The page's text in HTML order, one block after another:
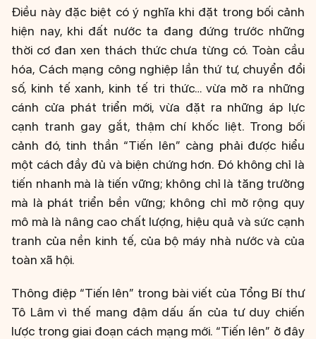
Điều này đặc biệt có ý nghĩa khi đặt trong bối cảnh
hiện nay, khi đất nước ta đang đứng trước những
thời cơ đan xen thách thức chưa từng có. Toàn cầu
hóa, Cách mạng công nghiệp lần thứ tư, chuyển đổi
số, kinh tế xanh, kinh tế tri thức… vừa mở ra những
cánh cửa phát triển mới, vừa đặt ra những áp lực
cạnh tranh gay gắt, thậm chí khốc liệt. Trong bối
cảnh đó, tinh thần “Tiến lên” càng phải được hiểu
một cách đầy đủ và biện chứng hơn. Đó không chỉ là
tiến nhanh mà là tiến vững; không chỉ là tăng trưởng
mà là phát triển bền vững; không chỉ mở rộng quy
mô mà là nâng cao chất lượng, hiệu quả và sức cạnh
tranh của nền kinh tế, của bộ máy nhà nước và của
toàn xã hội.
Thông điệp “Tiến lên” trong bài viết của Tổng Bí thư
Tô Lâm vì thế mang đậm dấu ấn của tư duy chiến
lược trong giai đoạn cách mạng mới. “Tiến lên” ở đây